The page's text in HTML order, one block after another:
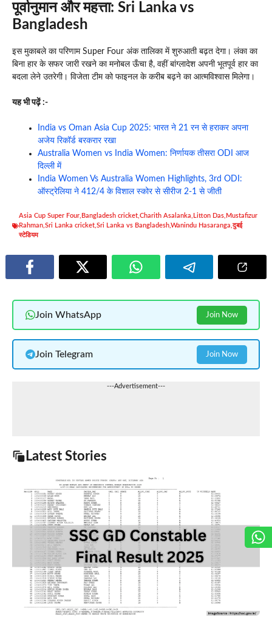
पूर्वानुमान और महत्ता: Sri Lanka vs
Bangladesh
इस मुकाबले का परिणाम Super Four अंक तालिका में शुरुआती बढ़त देगा। लंका का
बिना हार के सफर जारी रखने का मनोबल ऊँचा है, वहीं बांग्लादेश अपनी भूतपूर्व हार का
बदला लेने उतरेगी। विजेता टीम को फाइनल के करीब बढ़ने का आत्मविश्वास मिलेगा।
यह भी पढ़ें :-
India vs Oman Asia Cup 2025: भारत ने 21 रन से हराकर अपना
अजेय रिकॉर्ड बरकरार रखा
Australia Women vs India Women: निर्णायक तीसरा ODI आज
दिल्ली में
India Women Vs Australia Women Highlights, 3rd ODI:
ऑस्ट्रेलिया ने 412/4 के विशाल स्कोर से सीरीज 2-1 से जीती
Asia Cup Super Four Bangladesh cricket Charith Asalanka Litton Das Mustafizur
Rahman Sri Lanka cricket Sri Lanka vs BangladeshWanindu Hasaranga ,दुबई
स्टेडियम
Join WhatsApp Join Now
Join Telegram Join Now
---Advertisement---
Latest Stories